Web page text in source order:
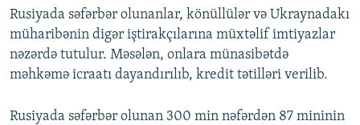
Rusiyada səfərbər olunanlar, könüllülər və Ukraynadakı
müharibənin digər iştirakçılarına müxtəlif imtiyazlar
nəzərdə tutulur. Məsələn, onlara münasibətdə
məhkəmə icraatı dayandırılıb, kredit tətilləri verilib.
Rusiyada səfərbər olunan 300 min nəfərdən 87 mininin